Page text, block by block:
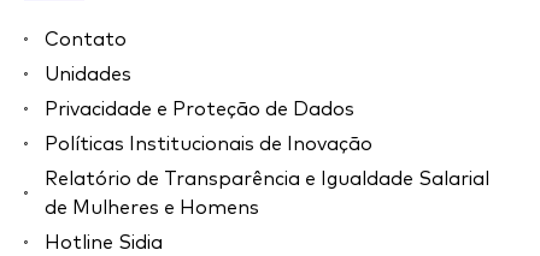
Contato
Unidades
Privacidade e Proteção de Dados
Políticas Institucionais de Inovação
Relatório de Transparência e Igualdade Salarial
de Mulheres e Homens
Hotline Sidia